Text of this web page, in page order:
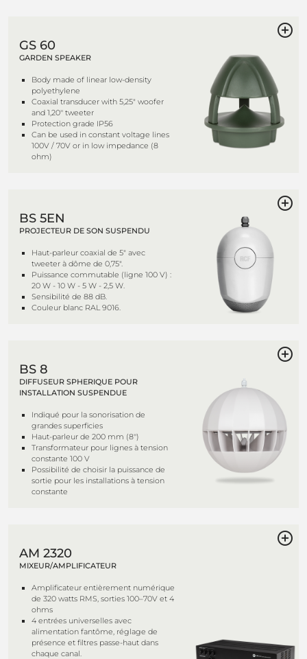
GS 60
GARDEN SPEAKER
Body made of linear low-density
polyethylene
Coaxial transducer with 5,25" woofer
and 1,20'' tweeter
Protection grade IP56
Can be used in constant voltage lines
100V / 70V or in low impedance (8
ohm)
BS 5EN
PROJECTEUR DE SON SUSPENDU
Haut-parleur coaxial de 5" avec
tweeter à dôme de 0,75".
Puissance commutable (ligne 100 V) :
20 W - 10 W - 5 W - 2,5 W.
Sensibilité de 88 dB.
Couleur blanc RAL 9016.
BS 8
DIFFUSEUR SPHERIQUE POUR
INSTALLATION SUSPENDUE
Indiqué pour la sonorisation de
grandes superficies
Haut-parleur de 200 mm (8'')
Transformateur pour lignes à tension
constante 100 V
Possibilité de choisir la puissance de
sortie pour les installations à tension
constante
AM 2320
MIXEUR/AMPLIFICATEUR
Amplificateur entièrement numérique
de 320 watts RMS, sorties 100–70V et 4
ohms
4 entrées universelles avec
alimentation fantôme, réglage de
présence et filtres passe-haut dans
chaque canal.